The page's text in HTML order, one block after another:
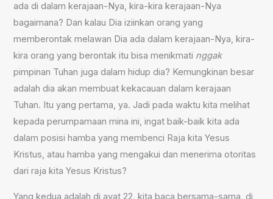
ada di dalam kerajaan-Nya, kira-kira kerajaan-Nya
bagaimana? Dan kalau Dia iziinkan orang yang
memberontak melawan Dia ada dalam kerajaan-Nya, kira-
kira orang yang berontak itu bisa menikmati nggak
pimpinan Tuhan juga dalam hidup dia? Kemungkinan besar
adalah dia akan membuat kekacauan dalam kerajaan
Tuhan. Itu yang pertama, ya. Jadi pada waktu kita melihat
kepada perumpamaan mina ini, ingat baik-baik kita ada
dalam posisi hamba yang membenci Raja kita Yesus
Kristus, atau hamba yang mengakui dan menerima otoritas
dari raja kita Yesus Kristus?
Yang kedua adalah di ayat 22, kita baca bersama-sama, di